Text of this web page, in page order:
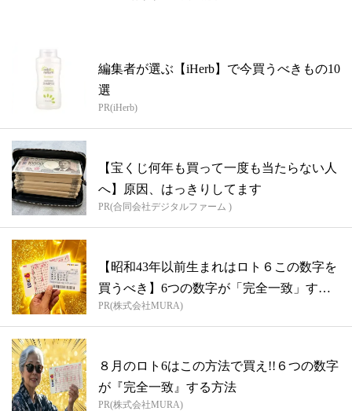
編集者が選ぶ【iHerb】で今買うべきもの10
選
PR(iHerb)
【宝くじ何年も買って一度も当たらない人
へ】原因、はっきりしてます
PR(合同会社デジタルファーム )
【昭和43年以前生まれはロト６この数字を
買うべき】6つの数字が「完全一致」する
方...
PR(株式会社MURA)
８月のロト6はこの方法で買え!!６つの数字
が『完全一致』する方法
PR(株式会社MURA)